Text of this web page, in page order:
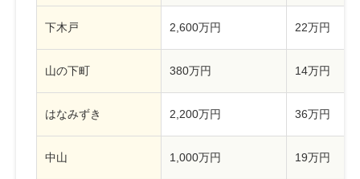
下木戸 2,600万円 22万円
山の下町 380万円 14万円
はなみずき 2,200万円 36万円
中山 1,000万円 19万円